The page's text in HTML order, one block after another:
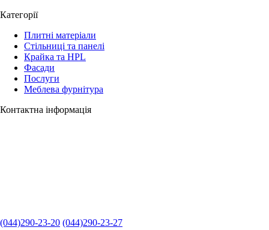
Категорії
Плитні матеріали
Стільниці та панелі
Крайка та HPL
Фасади
Послуги
Меблева фурнітура
Контактна інформація
(044)290-23-20 (044)290-23-27